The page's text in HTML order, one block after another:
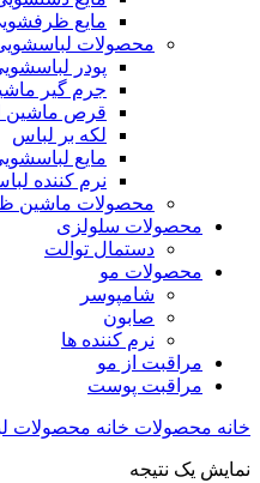
مایع
محصولات
پودر
جرم گیر
قرص ماشین
لکه بر لباس
مایع
نرم کننده
محصولات ماشین
محصولات سلولزی
دستمال توالت
محصولات مو
شامپوسر
صابون
نرم کننده ها
مراقبت از مو
مراقبت پوست
خانه محصولات خانه محصولات
نمایش یک نتیجه